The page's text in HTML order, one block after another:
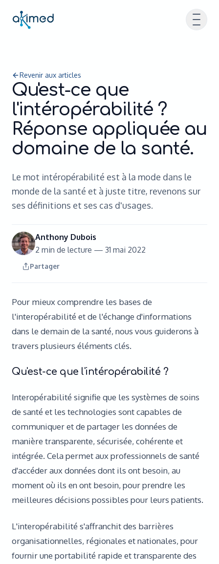
Intelligence artificielle
Data
Interopérabilité
Product Engineering
Ségur
Life Sciences
Startups
Nous contacter
Revenir aux articles
Qu'est-ce que
l'intéropérabilité ?
Réponse appliquée au
domaine de la santé.
Le mot intéropérabilité est à la mode dans le
monde de la santé et à juste titre, revenons sur
ses définitions et ses cas d'usages.
Anthony Dubois
2 min de lecture — 31 mai 2022
Partager
Pour mieux comprendre les bases de
l'interopérabilité et de l'échange d'informations
dans le demain de la santé, nous vous guiderons à
travers plusieurs éléments clés.
Qu'est-ce que l'intéropérabilité ?
Interopérabilité signifie que les systèmes de soins
de santé et les technologies sont capables de
communiquer et de partager les données de
manière transparente, sécurisée, cohérente et
intégrée. Cela permet aux professionnels de santé
d'accéder aux données dont ils ont besoin, au
moment où ils en ont besoin, pour prendre les
meilleures décisions possibles pour leurs patients.
L'interopérabilité s'affranchit des barrières
organisationnelles, régionales et nationales, pour
fournir une portabilité rapide et transparente des